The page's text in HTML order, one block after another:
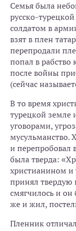
Семья была
русско-
солдатом в
взят в плен
перепродали
попал в
после войны
(сейчас
В то время
турецкой
уговорами,
мусульманство.
и перепробовал
была тверда:
христианином и
принял твердую
смягчилось и
же и жил,
Пленник